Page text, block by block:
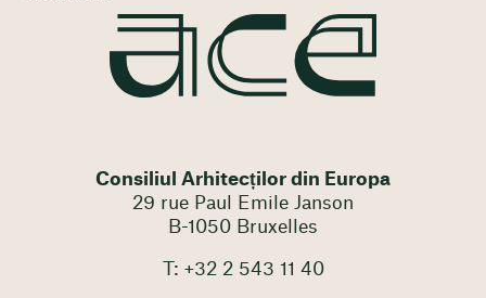
Consiliul Arhitecților din Europa
29 rue Paul Emile Janson
B-1050 Bruxelles
T: +32 2 543 11 40